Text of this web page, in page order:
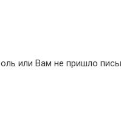
или Вам не пришло